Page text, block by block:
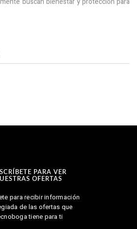
PARA VER
OFERTAS
para recibir información
de las ofertas que
tiene para ti